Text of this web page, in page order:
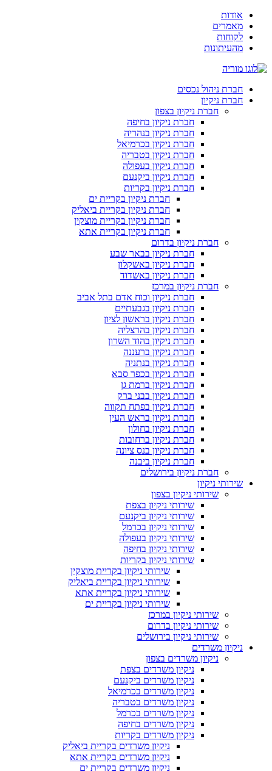
לתוכן
אודות
מאמרים
לקוחות
מהעיתונות
חברת ניהול נכסים
חברת ניקיון
חברת ניקיון בצפון
חברת ניקיון בחיפה
חברת ניקיון בנהריה
חברת ניקיון בכרמיאל
חברת ניקיון בטבריה
חברת ניקיון בעפולה
חברת ניקיון ביקנעם
חברת ניקיון בקריות
חברת ניקיון בקריית ים
חברת ניקיון בקריית ביאליק
חברת ניקיון בקריית מוצקין
חברת ניקיון בקריית אתא
חברת ניקיון בדרום
חברת ניקיון בבאר שבע
חברת ניקיון באשקלון
חברת ניקיון באשדוד
חברת ניקיון במרכז
חברת ניקיון וכוח אדם בתל אביב
חברת ניקיון בגבעתיים
חברת ניקיון בראשון לציון
חברת ניקיון בהרצליה
חברת ניקיון בהוד השרון
חברת ניקיון ברעננה
חברת ניקיון בנתניה
חברת ניקיון בכפר סבא
חברת ניקיון ברמת גן
חברת ניקיון בבני ברק
חברת ניקיון בפתח תקווה
חברת ניקיון בראש העין
חברת ניקיון בחולון
חברת ניקיון ברחובות
חברת ניקיון בנס ציונה
חברת ניקיון ביבנה
חברת ניקיון בירושלים
שירותי ניקיון
שירותי ניקיון בצפון
שירותי ניקיון בצפת
שירותי ניקיון ביקנעם
שירותי ניקיון בכרמל
שירותי ניקיון בעפולה
שירותי ניקיון בחיפה
שירותי ניקיון בקריות
שירותי ניקיון בקריית מוצקין
שירותי ניקיון בקריית ביאליק
שירותי ניקיון בקריית אתא
שירותי ניקיון בקריית ים
שירותי ניקיון במרכז
שירותי ניקיון בדרום
שירותי ניקיון בירושלים
ניקיון משרדים
ניקיון משרדים בצפון
ניקיון משרדים בצפת
ניקיון משרדים ביקנעם
ניקיון משרדים בכרמיאל
ניקיון משרדים בטבריה
ניקיון משרדים בכרמל
ניקיון משרדים בחיפה
ניקיון משרדים בקריות
ניקיון משרדים בקריית ביאליק
ניקיון משרדים בקריית אתא
ניקיון משרדים בקריית ים